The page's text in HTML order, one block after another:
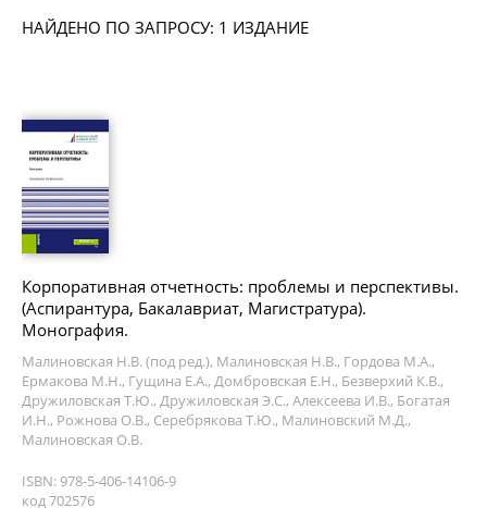
НАЙДЕНО ПО ЗАПРОСУ: 1 ИЗДАНИЕ
Корпоративная отчетность: проблемы и перспективы.
(Аспирантура, Бакалавриат, Магистратура).
Монография.
Малиновская Н.В. (под ред.), Малиновская Н.В., Гордова М.А.,
Ермакова М.Н., Гущина Е.А., Домбровская Е.Н., Безверхий К.В.,
Дружиловская Т.Ю., Дружиловская Э.С., Алексеева И.В., Богатая
И.Н., Рожнова О.В., Серебрякова Т.Ю., Малиновский М.Д.,
Малиновская О.В.
ISBN: 978-5-406-14106-9
код 702576